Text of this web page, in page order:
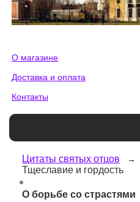
О магазине
Доставка и оплата
Контакты
Цитаты святых отцов
Тщеславие и гордость
О борьбе со страстями